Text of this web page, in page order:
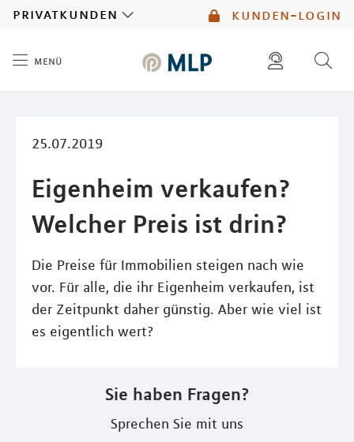
kunden-login
privatkunden
menü
25.07.2019
Eigenheim verkaufen?
Welcher Preis ist drin?
Die Preise für Immobilien steigen nach wie
vor. Für alle, die ihr Eigenheim verkaufen, ist
der Zeitpunkt daher günstig. Aber wie viel ist
es eigentlich wert?
Sie haben Fragen?
Sprechen Sie mit uns